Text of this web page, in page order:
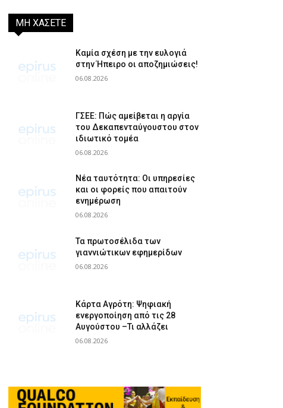
ΜΗ ΧΑΣΕΤΕ
Καμία σχέση με την ευλογιά
στην Ήπειρο οι αποζημιώσεις!
06.08.2026
ΓΣΕΕ: Πώς αμείβεται η αργία
του Δεκαπενταύγουστου στον
ιδιωτικό τομέα
06.08.2026
Νέα ταυτότητα: Οι υπηρεσίες
και οι φορείς που απαιτούν
ενημέρωση
06.08.2026
Τα πρωτοσέλιδα των
γιαννιώτικων εφημερίδων
06.08.2026
Κάρτα Αγρότη: Ψηφιακή
ενεργοποίηση από τις 28
Αυγούστου –Τι αλλάζει
06.08.2026